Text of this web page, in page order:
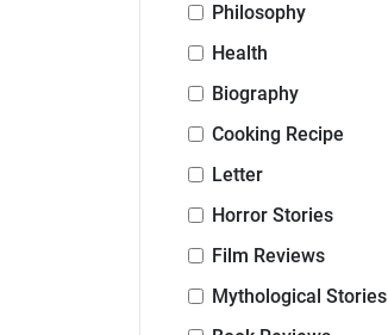
Philosophy
Health
Biography
Cooking Recipe
Letter
Horror Stories
Film Reviews
Mythological Stories